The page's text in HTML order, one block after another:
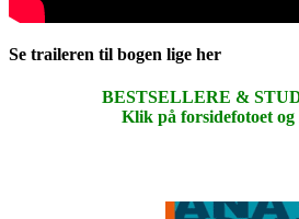
Se traileren til bogen lige her
BESTSELLERE &
Klik på forsidefotoet